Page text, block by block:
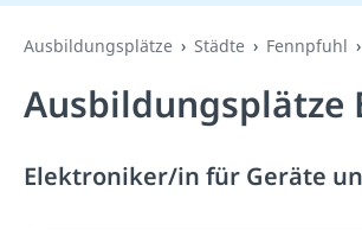
Ausbildungsplätze Städte Fennpfuhl
Ausbildungsplätze
Elektroniker/in für Geräte